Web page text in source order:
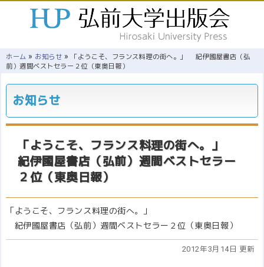
ホーム » お知らせ »
「ようこそ、フランス料理の街へ。」 紀伊國屋書店（弘
前）週間ベストセラー２位（東奥日報）
お知らせ
「ようこそ、フランス料理の街へ。」
紀伊國屋書店（弘前）週間ベストセラー
２位（東奥日報）
「ようこそ、フランス料理の街へ。」
紀伊國屋書店（弘前）週間ベストセラー２位（東奥日報）
2012年3月14日 更新